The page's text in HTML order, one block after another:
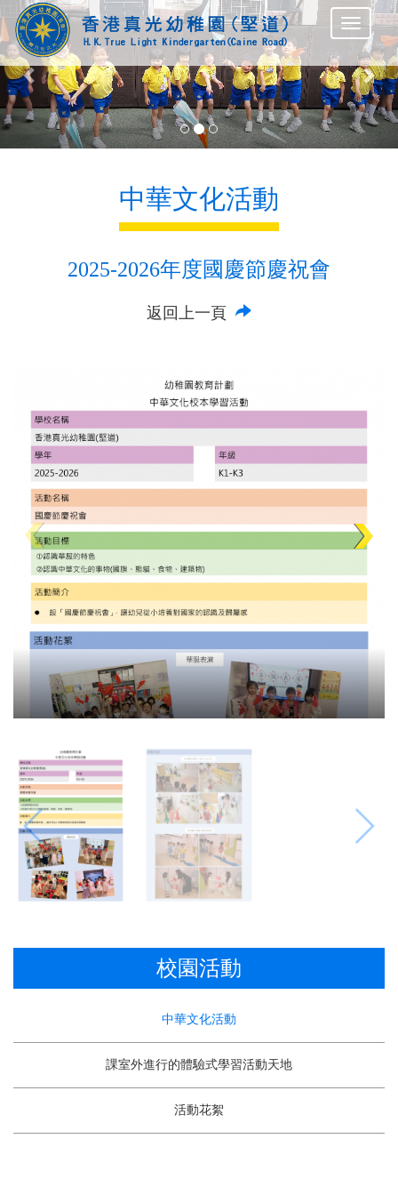
Previous
中華文化活動
2025-2026年度國慶節慶祝會
返回上一頁
校園活動
中華文化活動
課室外進行的體驗式學習活動天地
活動花絮